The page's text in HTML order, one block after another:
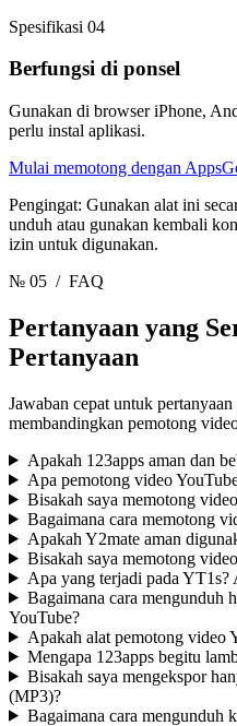
Spesifikasi 04
Berfungsi di ponsel
Gunakan di browser iPhone,
perlu instal aplikasi.
Mulai memotong dengan
Pengingat: Gunakan alat ini
unduh atau gunakan kembali
izin untuk digunakan.
№ 05 / FAQ
Pertanyaan yang
Pertanyaan
Jawaban cepat untuk
membandingkan pemotong
Apakah 123apps aman dan
Apa pemotong video
Bisakah saya memotong
Bagaimana cara memotong
Apakah Y2mate aman
Bisakah saya memotong
Apa yang terjadi pada YT1s?
Bagaimana cara mengunduh
YouTube?
Apakah alat pemotong video
Mengapa 123apps begitu
Bisakah saya mengekspor
(MP3)?
Bagaimana cara mengunduh